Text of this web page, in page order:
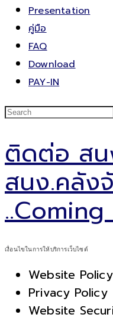
Presentation
คู่มือ
FAQ
Download
PAY-IN
ติดต่อ สน
สนง.คลัง
..Coming
เงื่อนไขในการให้บริการเว็บไซต์
Website Policy
Privacy Policy
Website